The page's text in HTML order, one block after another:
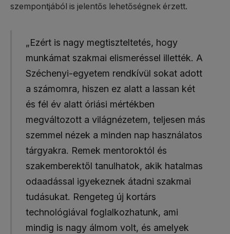
szempontjából is jelentős lehetőségnek érzett.
„Ezért is nagy megtiszteltetés, hogy
munkámat szakmai elismeréssel illették. A
Széchenyi-egyetem rendkívül sokat adott
a számomra, hiszen ez alatt a lassan két
és fél év alatt óriási mértékben
megváltozott a világnézetem, teljesen más
szemmel nézek a minden nap használatos
tárgyakra. Remek mentoroktól és
szakemberektől tanulhatok, akik hatalmas
odaadással igyekeznek átadni szakmai
tudásukat. Rengeteg új kortárs
technológiával foglalkozhatunk, ami
mindig is nagy álmom volt, és amelyek